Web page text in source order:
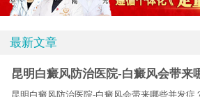
最新文章
昆明白癜风防治医院-白癜风会带来
昆明白癜风防治医院-白癜风会带来哪些并发症